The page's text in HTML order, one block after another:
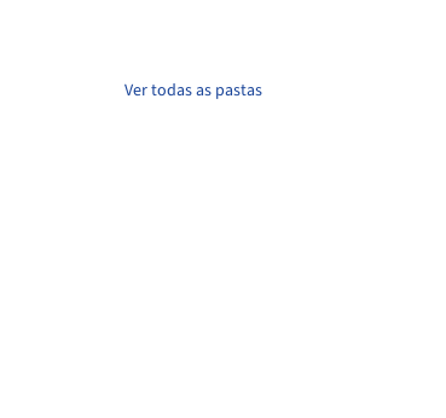
Ver todas as pastas